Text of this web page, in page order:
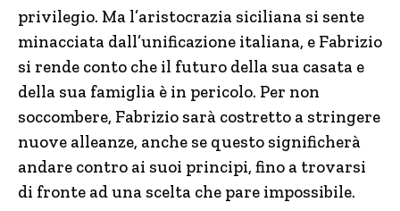
privilegio. Ma l’aristocrazia siciliana si sente
minacciata dall’unificazione italiana, e Fabrizio
si rende conto che il futuro della sua casata e
della sua famiglia è in pericolo. Per non
soccombere, Fabrizio sarà costretto a stringere
nuove alleanze, anche se questo significherà
andare contro ai suoi principi, fino a trovarsi
di fronte ad una scelta che pare impossibile.